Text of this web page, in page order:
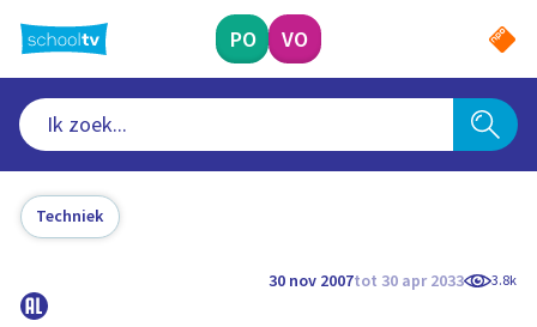
naar
hoofdinhoud
PO VO
Techniek
30 nov 2007tot 30 apr 2033 3.8k